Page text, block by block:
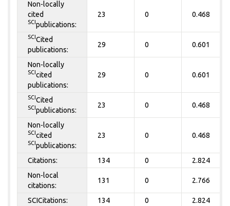
Non-locally
cited
SCI publications:
23 0 0.468
SCI Cited
publications:
29 0 0.601
Non-locally
SCI cited
publications:
29 0 0.601
SCI Cited
SCI publications:
23 0 0.468
Non-locally
SCI cited
SCI publications:
23 0 0.468
Citations: 134 0
2.824
Non-local
citations:
131 0 2.766
SCICitations: 134 0
2.824